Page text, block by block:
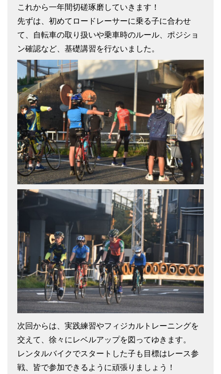
これから一年間切磋琢磨していきます！
先ずは、初めてロードレーサーに乗る子に合わせ
て、自転車の取り扱いや乗車時のルール、ポジショ
ン確認など、基礎講習を行ないました。
次回からは、実践練習やフィジカルトレーニングを
交えて、徐々にレベルアップを図ってゆきます。
レンタルバイクでスタートした子も目標はレース参
戦、皆で参加できるように頑張りましょう！